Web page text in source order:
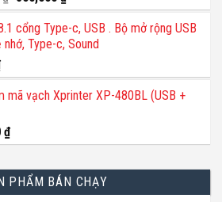
gốc
là:
1,200,000 ₫.
hiện
tại
là:
cổng Type-c, USB . Bộ mở rộng USB
Type-c, Sound
mã vạch Xprinter XP-480BL (USB +
₫
PHẨM BÁN CHẠY